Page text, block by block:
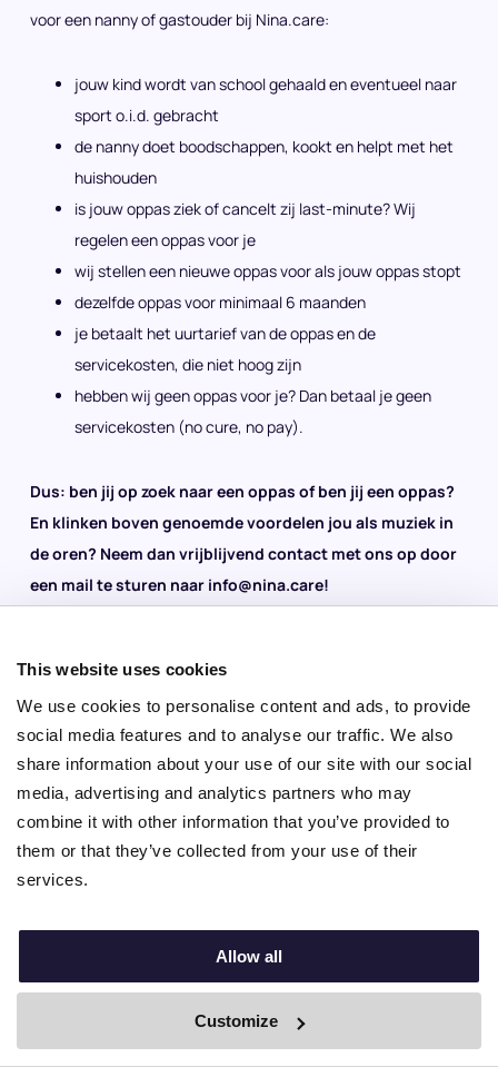
This website uses cookies
We use cookies to personalise content and ads, to provide
social media features and to analyse our traffic. We also
share information about your use of our site with our social
media, advertising and analytics partners who may
combine it with other information that you’ve provided to
them or that they’ve collected from your use of their
services.
Allow all
Customize
voor een nanny of gastouder bij Nina.care:
jouw kind wordt van school gehaald en eventueel naar
sport o.i.d. gebracht
de nanny doet boodschappen, kookt en helpt met het
huishouden
is jouw oppas ziek of cancelt zij last-minute? Wij
regelen een oppas voor je
wij stellen een nieuwe oppas voor als jouw oppas stopt
dezelfde oppas voor minimaal 6 maanden
je betaalt het uurtarief van de oppas en de
servicekosten, die niet hoog zijn
hebben wij geen oppas voor je? Dan betaal je geen
servicekosten (no cure, no pay).
Dus: ben jij op zoek naar een oppas of ben jij een oppas?
En klinken boven genoemde voordelen jou als muziek in
de oren? Neem dan vrijblijvend contact met ons op door
een mail te sturen naar info@nina.care!
EHBO is verplicht in de kinderopvang. Er moet namelijk
minimaal 1 volwassene aanwezig zijn met een kinder EHBO-
certificaat.
Hoe lang blijft een EHBO-certificaat geldig?
Een EHBO-certificaat blijft 2 jaar geldig. Je kunt jaarlijks een
By Boei